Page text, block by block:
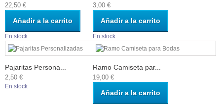
22,50 €
Añadir a la carrito
En stock
3,00 €
Añadir a la carrito
En stock
Pajaritas Persona...
2,50 €
En stock
Ramo Camiseta par...
19,00 €
Añadir a la carrito